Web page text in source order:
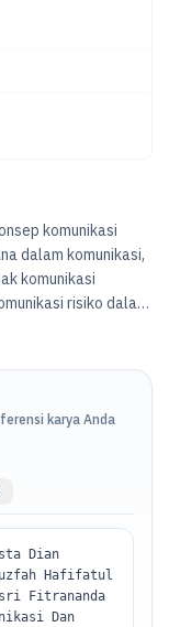
komunikasi
dalam komunikasi,
komunikasi
risiko dalam
kebijakan,
karya Anda
Dian
Hafifatul
Fitrananda
Dan